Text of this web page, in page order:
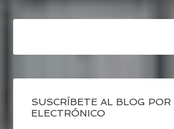
SUSCRÍBETE AL BLOG POR
ELECTRÓNICO